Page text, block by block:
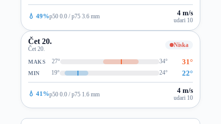
💧 49%p50 0.0 / p75 3.6 mm 4 m/s
udari 10
Čet 20.
Čet 20.
Niska
MAKS 27° 34° 31°
MIN 19° 24° 22°
💧 41%p50 0.0 / p75 1.6 mm 4 m/s
udari 10